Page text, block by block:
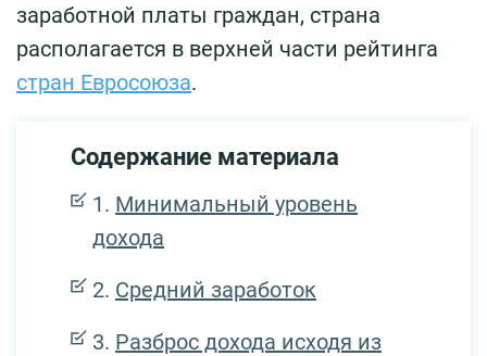
заработной платы граждан, страна
располагается в верхней части рейтинга
стран Евросоюза.
Содержание материала
Минимальный уровень
дохода
Средний заработок
Разброс дохода исходя из